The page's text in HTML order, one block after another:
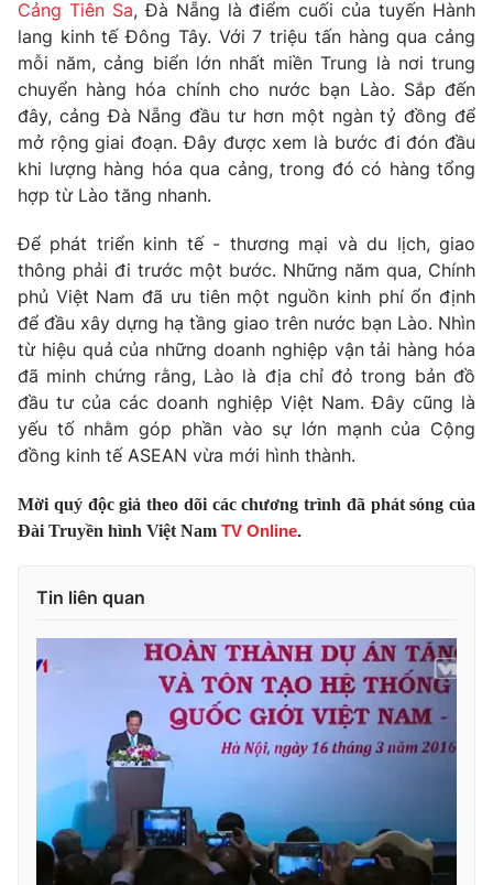
Video Shorts video
VTV Money VTV Thể thao
VTV Sức khoẻ Bất động sản
Thị trường 24h Tấm lòng Việt
VTV4 Vươn mình bằng AI
VTV9 VTV8
Liên hệ tòa soạn English
THỜI BÁO VTV
Theo dõi báo trên
Cơ quan chủ quản:
Đài Truyền hình Việt Nam
Cơ quan báo chí:Thời báo VTV
Giấy phép hoạt động báo in và báo điện tử số 483/GP-BTTTT
cấp ngày 29/12/2023
Tổng Biên tập:Vũ Thanh Thủy
Phó Tổng Biên tập:
Nguyễn Thị Mỹ Hạnh, Phạm Quốc Thắng,
Cảng Tiên Sa, Đà Nẵng là điểm cuối của tuyến Hành
lang kinh tế Đông Tây. Với 7 triệu tấn hàng qua cảng
mỗi năm, cảng biển lớn nhất miền Trung là nơi trung
chuyển hàng hóa chính cho nước bạn Lào. Sắp đến
đây, cảng Đà Nẵng đầu tư hơn một ngàn tỷ đồng để
mở rộng giai đoạn. Đây được xem là bước đi đón đầu
khi lượng hàng hóa qua cảng, trong đó có hàng tổng
hợp từ Lào tăng nhanh.
Để phát triển kinh tế - thương mại và du lịch, giao
thông phải đi trước một bước. Những năm qua, Chính
phủ Việt Nam đã ưu tiên một nguồn kinh phí ổn định
để đầu xây dựng hạ tầng giao trên nước bạn Lào. Nhìn
từ hiệu quả của những doanh nghiệp vận tải hàng hóa
đã minh chứng rằng, Lào là địa chỉ đỏ trong bản đồ
đầu tư của các doanh nghiệp Việt Nam. Đây cũng là
yếu tố nhằm góp phần vào sự lớn mạnh của Cộng
đồng kinh tế ASEAN vừa mới hình thành.
Mời quý độc giả theo dõi các chương trình đã phát sóng của
Đài Truyền hình Việt Nam TV Online.
Tin liên quan